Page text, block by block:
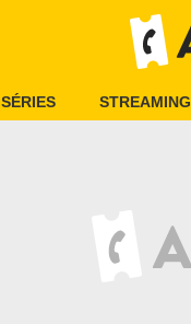
SÉRIES STREAMING